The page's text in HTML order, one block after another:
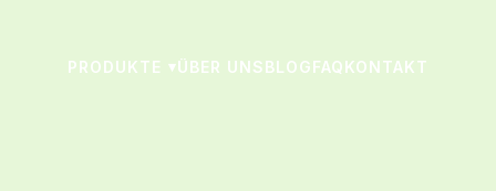
PRODUKTE ▾ÜBER UNSBLOGFAQKONTAKT